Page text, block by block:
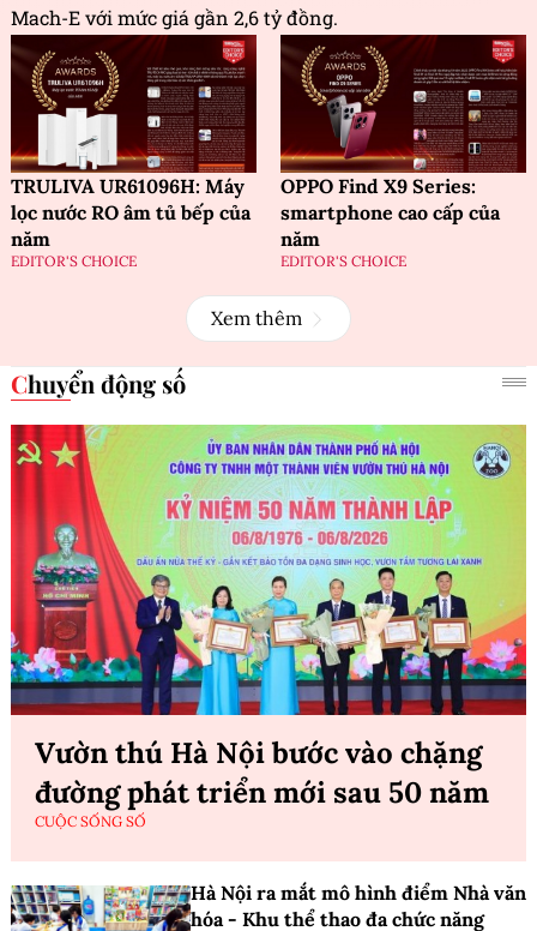
Mach-E với mức giá gần 2,6 tỷ đồng.
TRULIVA UR61096H: Máy
lọc nước RO âm tủ bếp của
năm
EDITOR'S CHOICE
OPPO Find X9 Series:
smartphone cao cấp của
năm
EDITOR'S CHOICE
Xem thêm
Chuyển động số
Vườn thú Hà Nội bước vào chặng
đường phát triển mới sau 50 năm
CUỘC SỐNG SỐ
Hà Nội ra mắt mô hình điểm Nhà văn
hóa - Khu thể thao đa chức năng